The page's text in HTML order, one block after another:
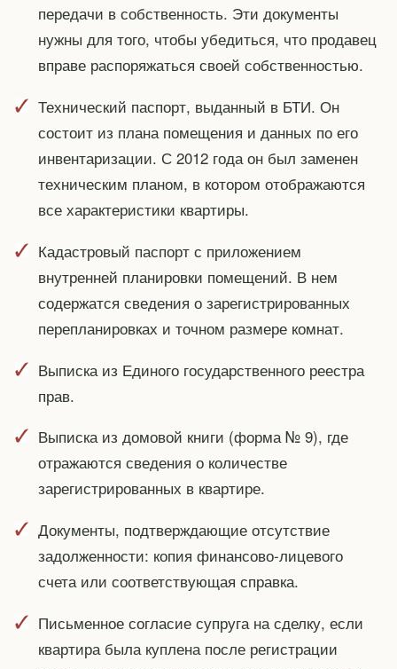
передачи в собственность. Эти документы
нужны для того, чтобы убедиться, что продавец
вправе распоряжаться своей собственностью.
Технический паспорт, выданный в БТИ. Он
состоит из плана помещения и данных по его
инвентаризации. С 2012 года он был заменен
техническим планом, в котором отображаются
все характеристики квартиры.
Кадастровый паспорт с приложением
внутренней планировки помещений. В нем
содержатся сведения о зарегистрированных
перепланировках и точном размере комнат.
Выписка из Единого государственного реестра
прав.
Выписка из домовой книги (форма № 9), где
отражаются сведения о количестве
зарегистрированных в квартире.
Документы, подтверждающие отсутствие
задолженности: копия финансово-лицевого
счета или соответствующая справка.
Письменное согласие супруга на сделку, если
квартира была куплена после регистрации